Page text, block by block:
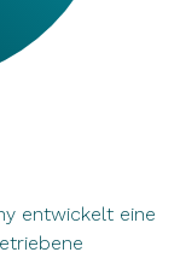
entwickelt eine